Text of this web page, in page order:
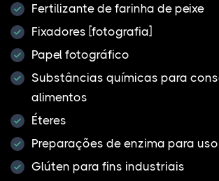
Fertilizante de farinha de peixe
Fixadores [fotografia]
Papel fotográfico
Substâncias químicas para
alimentos
Éteres
Preparações de enzima para
Glúten para fins industriais